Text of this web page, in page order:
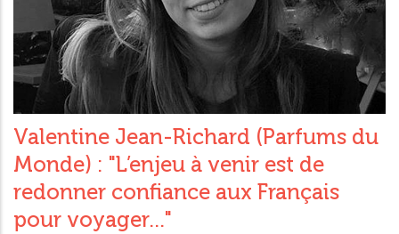
Valentine Jean-Richard (Parfums du
Monde) : "L’enjeu à venir est de
redonner confiance aux Français
pour voyager..."